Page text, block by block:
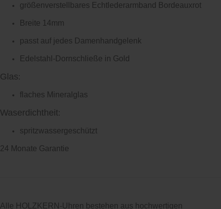
größenverstellbares Echtlederarmband Bordeauxrot
Breite 14mm
passt auf jedes Damenhandgelenk
Edelstahl-Dornschließe in Gold
Glas:
flaches Mineralglas
Waserdichtheit:
spritzwassergeschützt
24 Monate Garantie
Alle HOLZKERN-Uhren bestehen aus hochwertigen